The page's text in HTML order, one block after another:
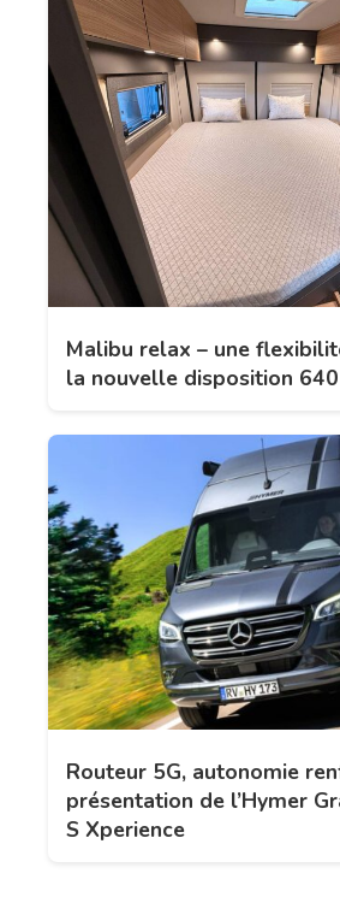
Malibu relax – une
la nouvelle disposition 640
Routeur 5G, autonomie
présentation de l’Hymer
S Xperience